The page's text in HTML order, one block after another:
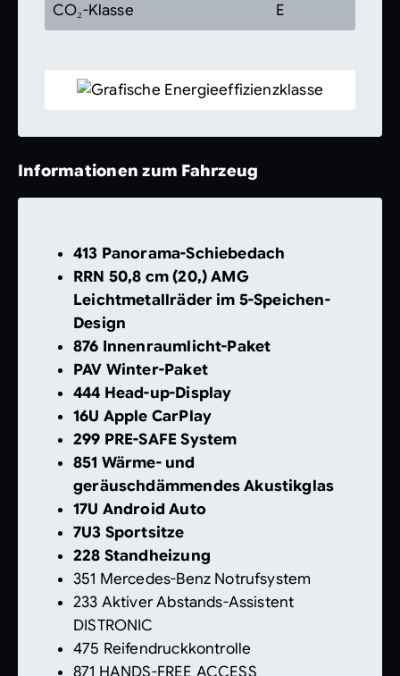
CO₂-Klasse E
Informationen zum Fahrzeug
413 Panorama-Schiebedach
RRN 50,8 cm (20,) AMG
Leichtmetallräder im 5-Speichen-
Design
876 Innenraumlicht-Paket
PAV Winter-Paket
444 Head-up-Display
16U Apple CarPlay
299 PRE-SAFE System
851 Wärme- und
geräuschdämmendes Akustikglas
17U Android Auto
7U3 Sportsitze
228 Standheizung
351 Mercedes-Benz Notrufsystem
233 Aktiver Abstands-Assistent
DISTRONIC
475 Reifendruckkontrolle
871 HANDS-FREE ACCESS